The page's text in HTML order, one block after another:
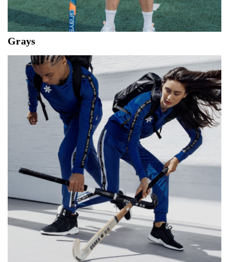
Grays Hockey is het oudste hockeymerk ter wereld en
wordt al meer dan 150 jaar vertrouwd door de
hockeysamenleving.
Grays